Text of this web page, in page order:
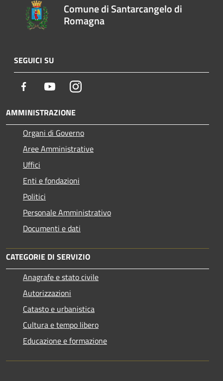
Comune di Santarcangelo di
Romagna
SEGUICI SU
Facebook YoutubeInstagram
AMMINISTRAZIONE
Organi di Governo
Aree Amministrative
Uffici
Enti e fondazioni
Politici
Personale Amministrativo
Documenti e dati
CATEGORIE DI SERVIZIO
Anagrafe e stato civile
Autorizzazioni
Catasto e urbanistica
Cultura e tempo libero
Educazione e formazione